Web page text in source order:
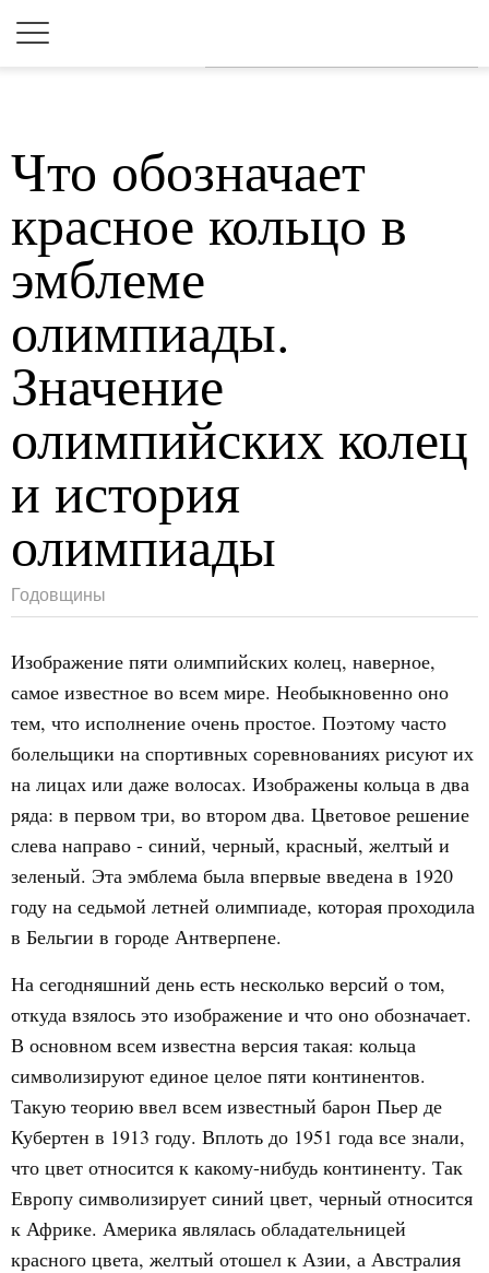
Что обозначает
красное кольцо в
эмблеме
олимпиады.
Значение
олимпийских колец
и история
олимпиады
Годовщины
Изображение пяти олимпийских колец, наверное,
самое известное во всем мире. Необыкновенно оно
тем, что исполнение очень простое. Поэтому часто
болельщики на спортивных соревнованиях рисуют их
на лицах или даже волосах. Изображены кольца в два
ряда: в первом три, во втором два. Цветовое решение
слева направо - синий, черный, красный, желтый и
зеленый. Эта эмблема была впервые введена в 1920
году на седьмой летней олимпиаде, которая проходила
в Бельгии в городе Антверпене.
На сегодняшний день есть несколько версий о том,
откуда взялось это изображение и что оно обозначает.
В основном всем известна версия такая: кольца
символизируют единое целое пяти континентов.
Такую теорию ввел всем известный барон Пьер де
Кубертен в 1913 году. Вплоть до 1951 года все знали,
что цвет относится к какому-нибудь континенту. Так
Европу символизирует синий цвет, черный относится
к Африке. Америка являлась обладательницей
красного цвета, желтый отошел к Азии, а Австралия